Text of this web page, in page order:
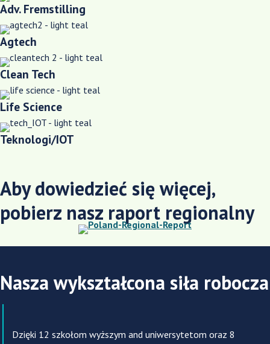
Adv. Fremstilling
Agtech
Clean Tech
Life Science
Teknologi/IOT
Aby dowiedzieć się więcej,
pobierz nasz raport regionalny
Nasza wykształcona siła robocza
Dzięki 12 szkołom wyższym and uniwersytetom oraz 8